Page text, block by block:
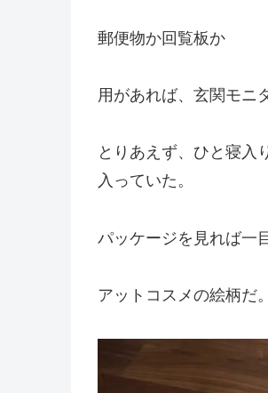
郵便物か回覧板か
用があれば、玄関モニ
とりあえず、ひと寝入
入っていた。
パッケージを見れば一
アットコスメの絵柄だ。